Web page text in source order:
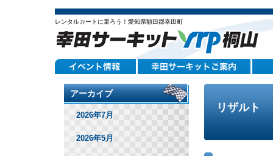
レンタルカートに乗ろう！愛知県額田郡幸田町
リザルト
アーカイブ
2026年7月
2026年5月